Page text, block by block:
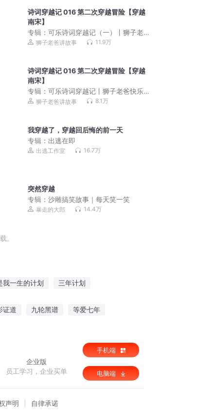
诗词穿越记 016 第二次穿越冒险【穿越
南宋】
专辑：可乐诗词穿越记（一）丨狮子老
爸唐诗三百首丨限时免费
狮子老爸讲故事 11.9万
诗词穿越记 016 第二次穿越冒险【穿越
南宋】
专辑：可乐诗词穿越记丨狮子老爸快乐
唐诗三百首丨免费版
狮子老爸讲故事 8.1万
我穿越了，穿越回后悔的前一天
专辑： 出逃在即
出逃工作室 16.7万
突然穿越
专辑：沙雕搞笑故事｜每天笑一笑
暴走的大郎 14.4万
。
我一生的计划 三年计划
证道 九轮黑谱 等爱七年
企业版
员工学习，企业买单
手机端
电脑端
声明 自律承诺